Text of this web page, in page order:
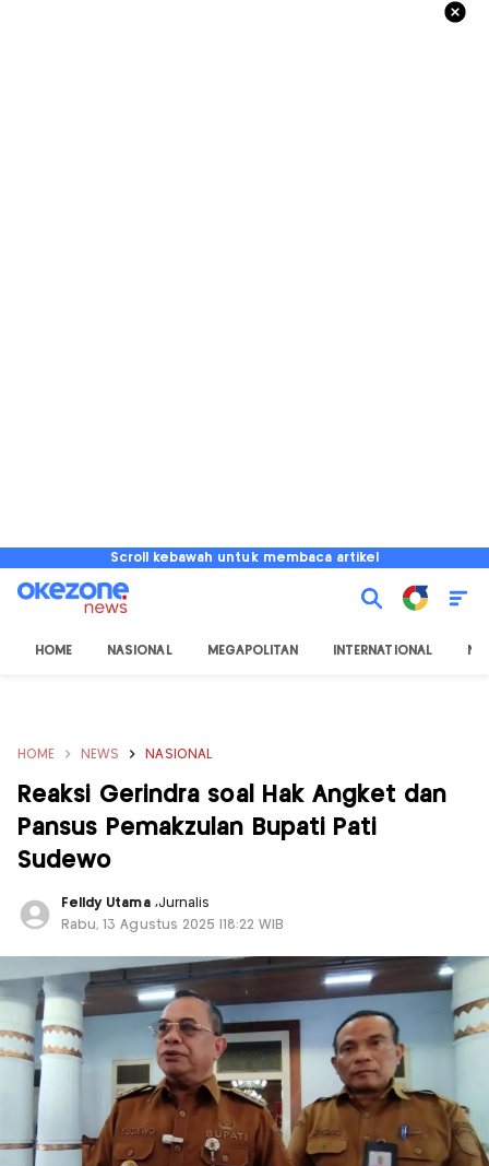
Scroll kebawah untuk membaca artikel
HOME NASIONAL MEGAPOLITAN INTERNATIONAL
HOME NEWS NASIONAL
Reaksi Gerindra soal Hak Angket dan
Pansus Pemakzulan Bupati Pati
Sudewo
Felldy Utama ,Jurnalis
Rabu, 13 Agustus 2025 |18:22 WIB